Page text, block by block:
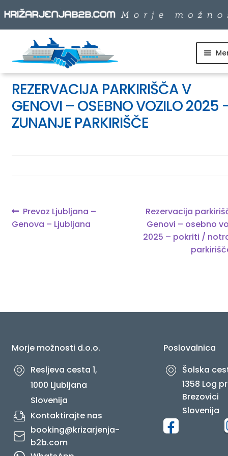
Skip
to
navigation
Skip
to
content
SKUPINSKI ODHODI
DNEVNI IZLETI
DESTINACIJE
REZERVACIJA PARKIRIŠČA V
GENOVI – OSEBNO VOZILO 2025
ZUNANJE PARKIRIŠČE
Navigacija
prispevka
Previous
post:
Prevoz Ljubljana –
Genova – Ljubljana
Next
post:
Rezervacija
Genovi – osebno
2025 – pokriti /
Morje možnosti d.o.o.
Resljeva cesta 1,
1000 Ljubljana
Slovenija
Kontaktirajte nas
booking@krizarjenja-
b2b.com
Poslovalnica
Šolska
1358 Log
Brezovici
Slovenija